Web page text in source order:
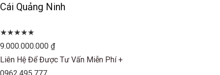
Cái Quảng Ninh
★★★★★
9.000.000.000 ₫
Liên Hệ Để Được Tư Vấn Miễn Phí +